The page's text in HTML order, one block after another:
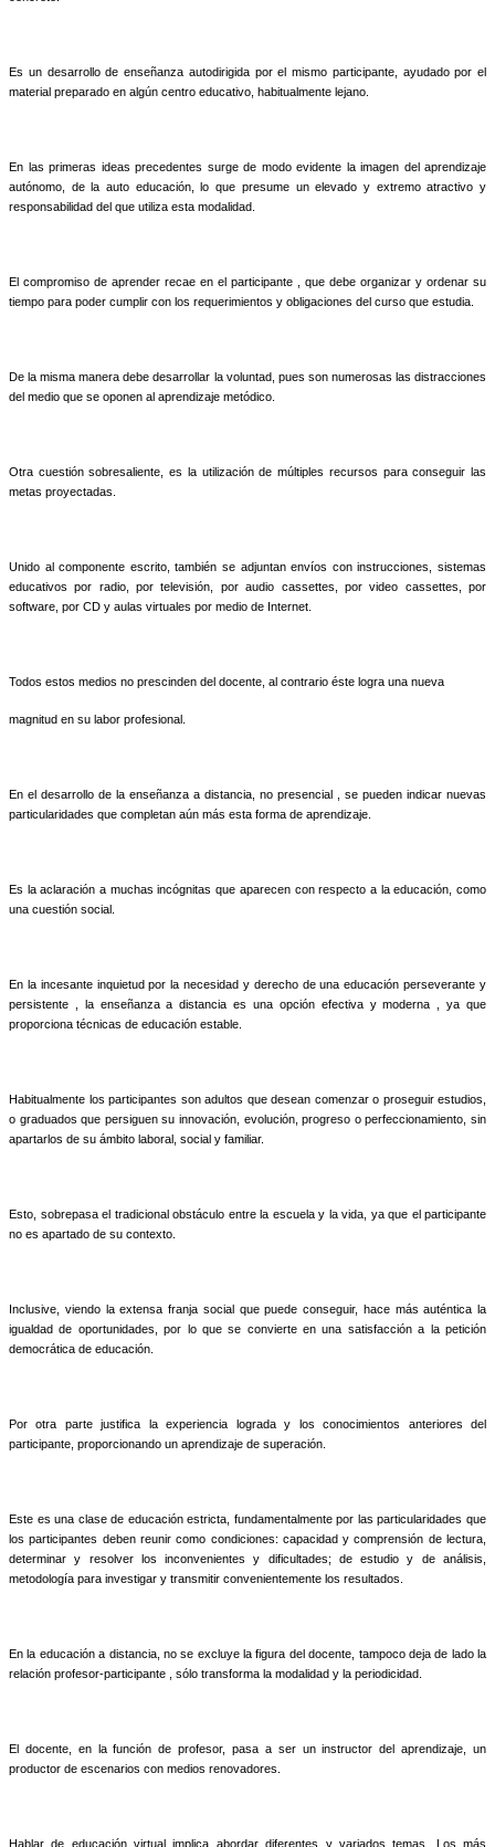
Es un desarrollo de enseñanza autodirigida por el mismo participante, ayudado por el
material preparado en algún centro educativo, habitualmente lejano.
En las primeras ideas precedentes surge de modo evidente la imagen del aprendizaje
autónomo, de la auto educación, lo que presume un elevado y extremo atractivo y
responsabilidad del que utiliza esta modalidad.
El compromiso de aprender recae en el participante , que debe organizar y ordenar su
tiempo para poder cumplir con los requerimientos y obligaciones del curso que estudia.
De la misma manera debe desarrollar la voluntad, pues son numerosas las distracciones
del medio que se oponen al aprendizaje metódico.
Otra cuestión sobresaliente, es la utilización de múltiples recursos para conseguir las
metas proyectadas.
Unido al componente escrito, también se adjuntan envíos con instrucciones, sistemas
educativos por radio, por televisión, por audio cassettes, por video cassettes, por
software, por CD y aulas virtuales por medio de Internet.
Todos estos medios no prescinden del docente, al contrario éste logra una nueva
magnitud en su labor profesional.
En el desarrollo de la enseñanza a distancia, no presencial , se pueden indicar nuevas
particularidades que completan aún más esta forma de aprendizaje.
Es la aclaración a muchas incógnitas que aparecen con respecto a la educación, como
una cuestión social.
En la incesante inquietud por la necesidad y derecho de una educación perseverante y
persistente , la enseñanza a distancia es una opción efectiva y moderna , ya que
proporciona técnicas de educación estable.
Habitualmente los participantes son adultos que desean comenzar o proseguir estudios,
o graduados que persiguen su innovación, evolución, progreso o perfeccionamiento, sin
apartarlos de su ámbito laboral, social y familiar.
Esto, sobrepasa el tradicional obstáculo entre la escuela y la vida, ya que el participante
no es apartado de su contexto.
Inclusive, viendo la extensa franja social que puede conseguir, hace más auténtica la
igualdad de oportunidades, por lo que se convierte en una satisfacción a la petición
democrática de educación.
Por otra parte justifica la experiencia lograda y los conocimientos anteriores del
participante, proporcionando un aprendizaje de superación.
Este es una clase de educación estricta, fundamentalmente por las particularidades que
los participantes deben reunir como condiciones: capacidad y comprensión de lectura,
determinar y resolver los inconvenientes y dificultades; de estudio y de análisis,
metodología para investigar y transmitir convenientemente los resultados.
En la educación a distancia, no se excluye la figura del docente, tampoco deja de lado la
relación profesor-participante , sólo transforma la modalidad y la periodicidad.
El docente, en la función de profesor, pasa a ser un instructor del aprendizaje, un
productor de escenarios con medios renovadores.
Hablar de educación virtual implica abordar diferentes y variados temas. Los más